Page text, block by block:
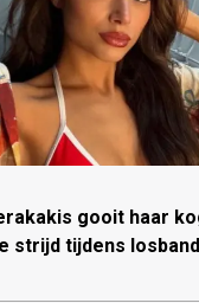
gooit haar
strijd tijdens